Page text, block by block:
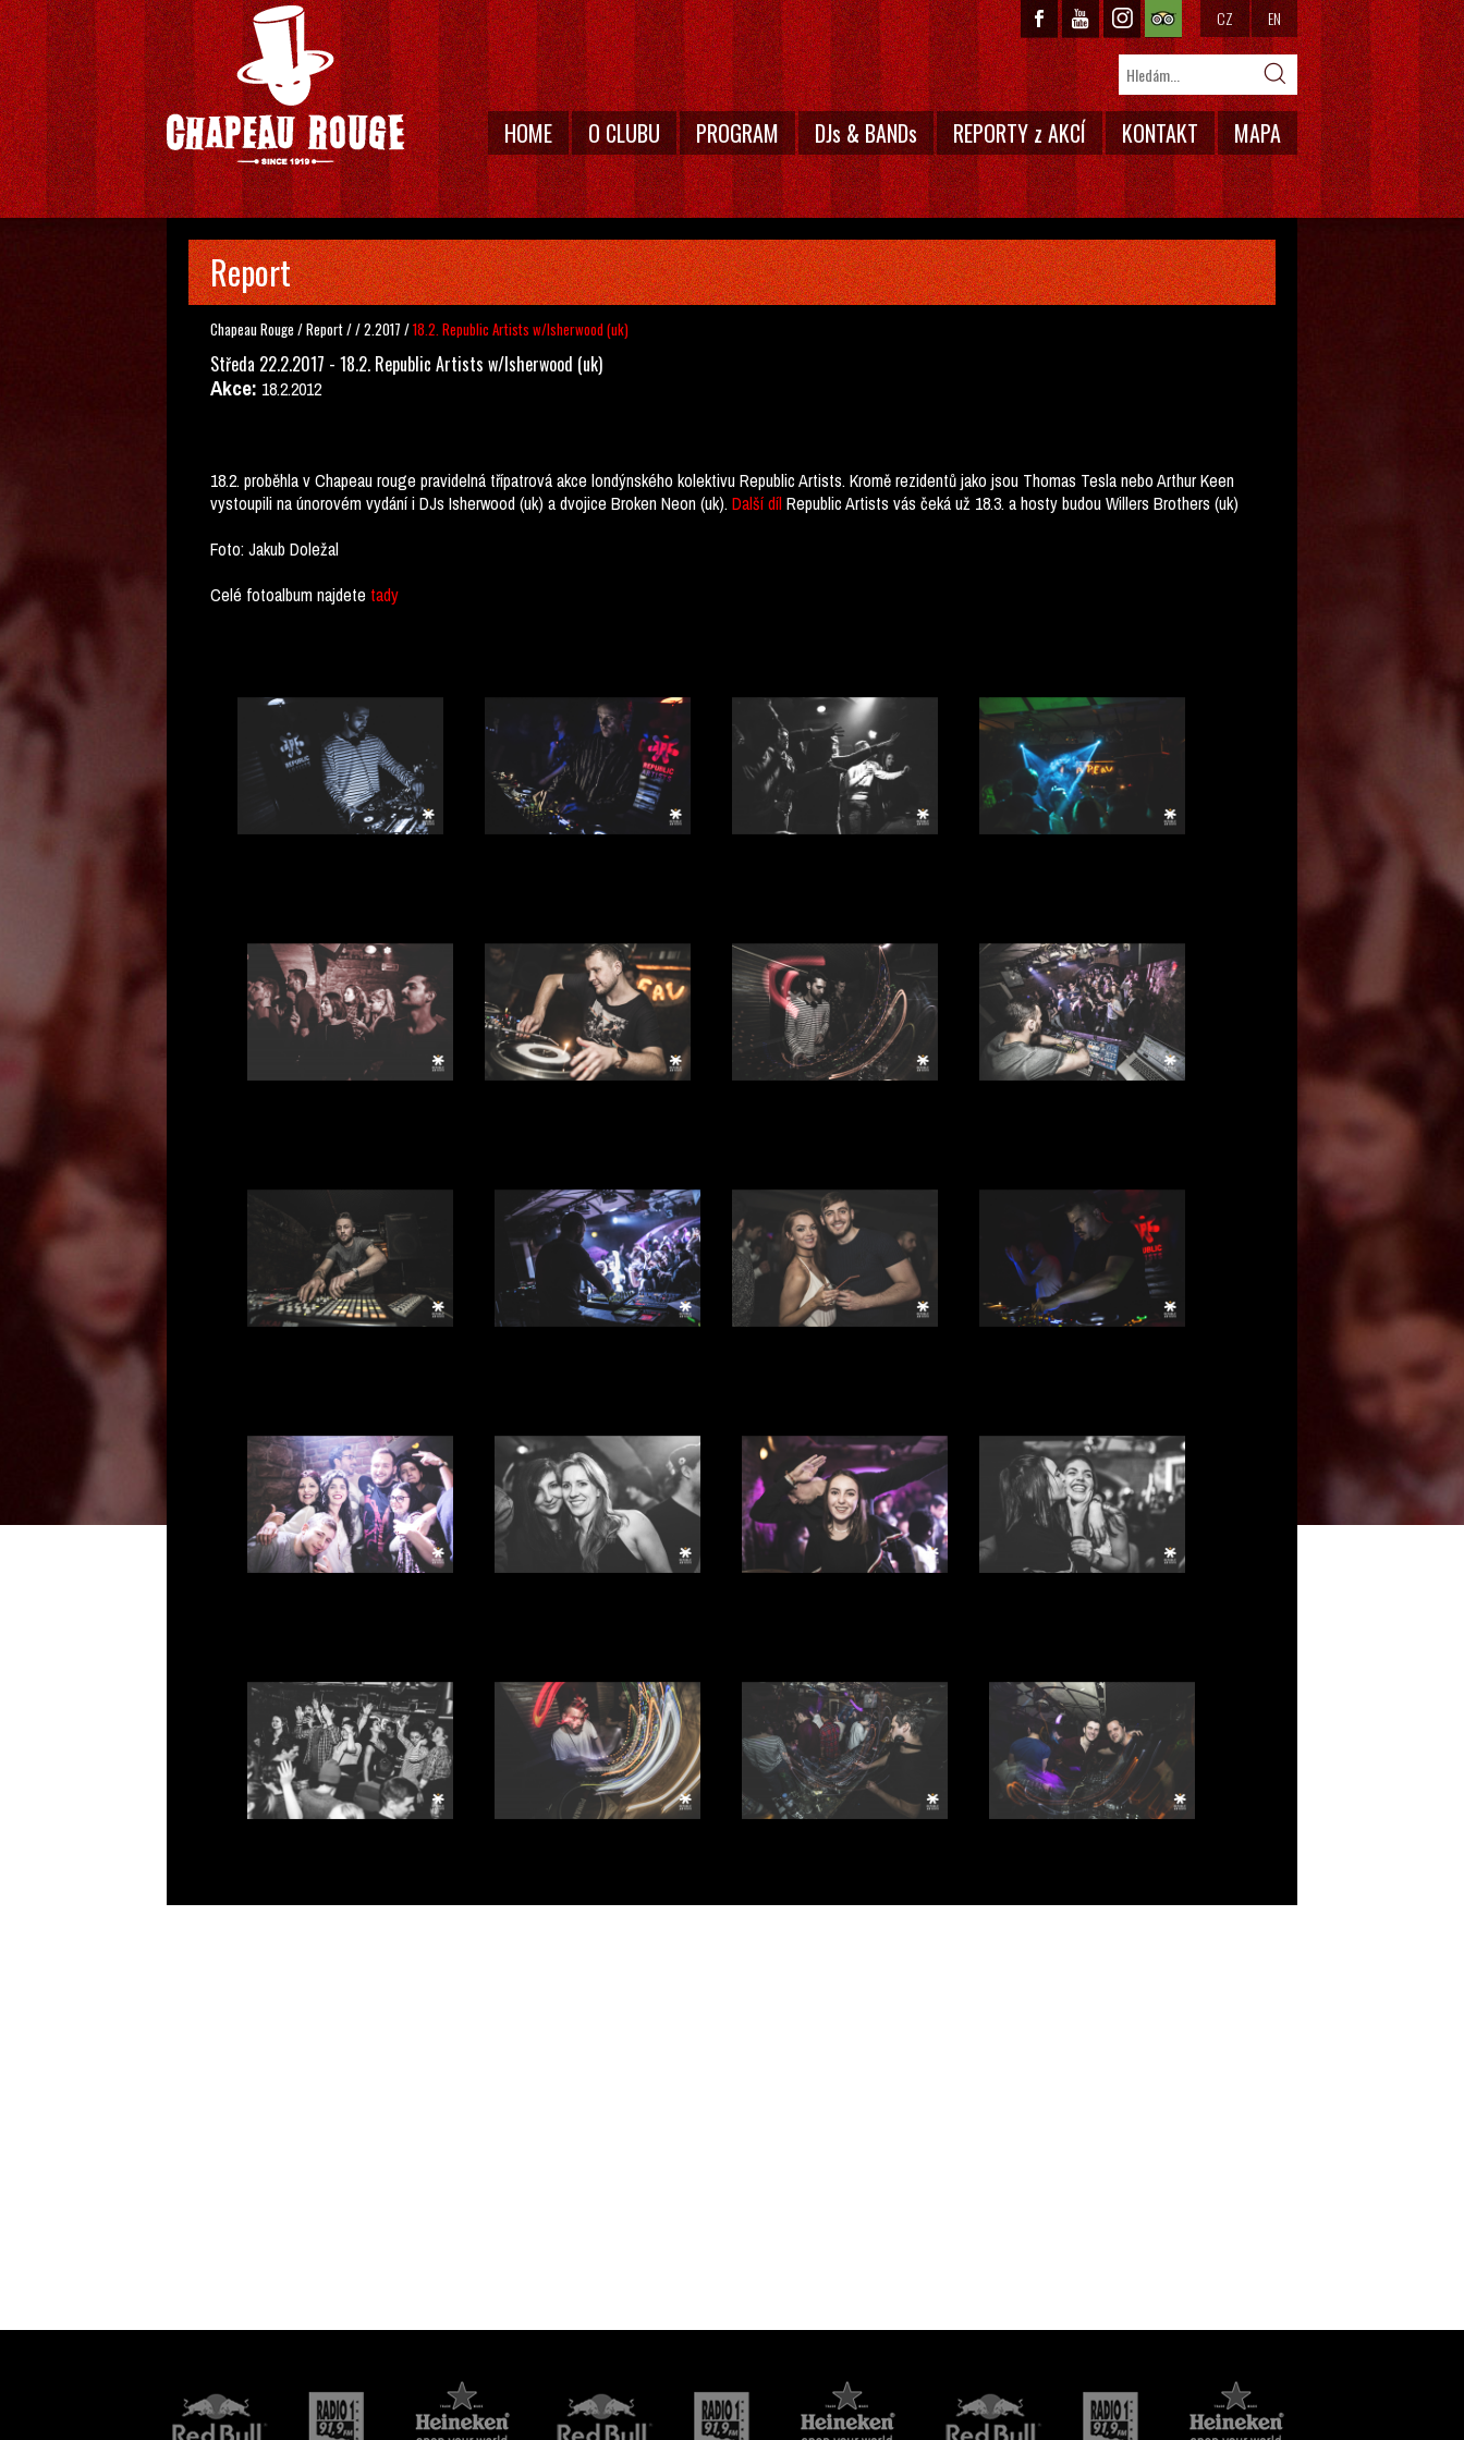
HOME O CLUBU PROGRAM DJs & BANDs REPORTY z AKCÍ KONTAKT MAPA
CZ EN
Report
Chapeau Rouge /Report//2.2017 /18.2. Republic Artists w/Isherwood (uk)
Středa 22.2.2017 - 18.2. Republic Artists w/Isherwood (uk)
Akce: 18.2.2012
18.2. proběhla v Chapeau rouge pravidelná třípatrová akce londýnského kolektivu Republic Artists. Kromě rezidentů jako jsou Thomas Tesla nebo Arthur Keen
vystoupili na únorovém vydání i DJs Isherwood (uk) a dvojice Broken Neon (uk).Další dílRepublic Artists vás čeká už 18.3. a hosty budou Willers Brothers (uk)
Foto: Jakub Doležal
Celé fotoalbum najdete tady